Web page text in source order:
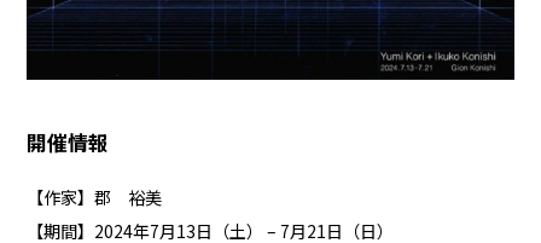
開催情報
【作家】郡 裕美
【期間】2024年7月13日（土） – 7月21日（日）